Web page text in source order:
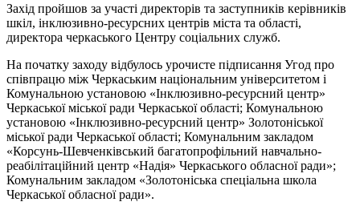
Захід пройшов за участі директорів та заступників керівників
шкіл, інклюзивно-ресурсних центрів міста та області,
директора черкаського Центру соціальних служб.
На початку заходу відбулось урочисте підписання Угод про
співпрацю між Черкаським національним університетом і
Комунальною установою «Інклюзивно-ресурсний центр»
Черкаської міської ради Черкаської області; Комунальною
установою «Інклюзивно-ресурсний центр» Золотоніської
міської ради Черкаської області; Комунальним закладом
«Корсунь-Шевченківський багатопрофільний навчально-
реабілітаційний центр «Надія» Черкаського обласної ради»;
Комунальним закладом «Золотоніська спеціальна школа
Черкаської обласної ради».